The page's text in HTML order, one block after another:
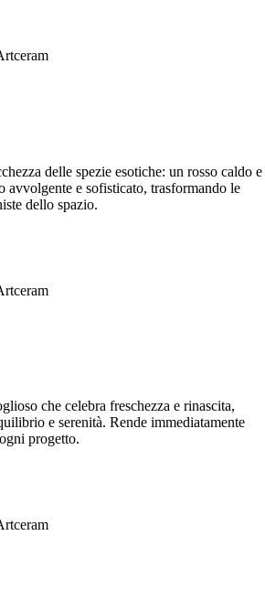
delle spezie esotiche: un rosso caldo e
avvolgente e sofisticato, trasformando le
dello spazio.
che celebra freschezza e rinascita,
e serenità. Rende immediatamente
progetto.